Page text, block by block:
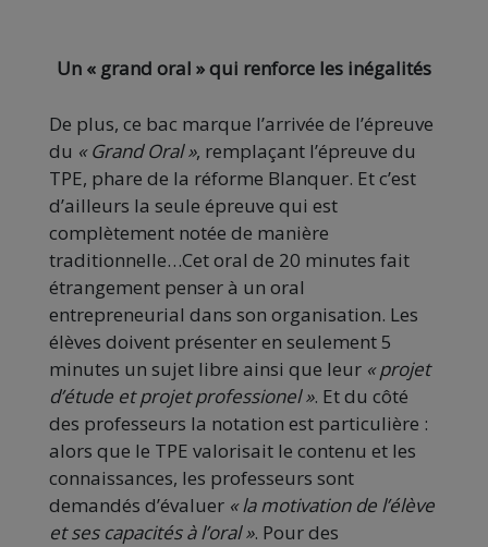
Un « grand oral » qui renforce les inégalités
De plus, ce bac marque l’arrivée de l’épreuve
du « Grand Oral », remplaçant l’épreuve du
TPE, phare de la réforme Blanquer. Et c’est
d’ailleurs la seule épreuve qui est
complètement notée de manière
traditionnelle…Cet oral de 20 minutes fait
étrangement penser à un oral
entrepreneurial dans son organisation. Les
élèves doivent présenter en seulement 5
minutes un sujet libre ainsi que leur « projet
d’étude et projet professionel ». Et du côté
des professeurs la notation est particulière :
alors que le TPE valorisait le contenu et les
connaissances, les professeurs sont
demandés d’évaluer « la motivation de l’élève
et ses capacités à l’oral ». Pour des